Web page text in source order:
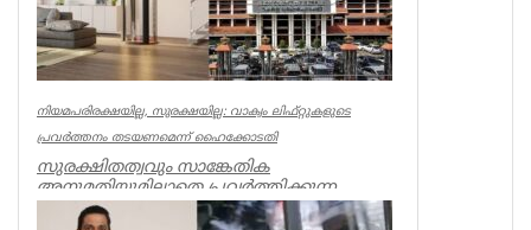
നിയമപരിരക്ഷയില്ല, സുരക്ഷയില്ല: വാക്വം ലിഫ്റ്റുകളുടെ
പ്രവര്‍ത്തനം തടയണമെന്ന് ഹൈക്കോടതി
സുരക്ഷിതത്വവും സാങ്കേതിക
അനുമതിയുമില്ലാതെ പ്രവര്‍ത്തിക്കുന്ന
അനധികൃത വാക്വം ലിഫ്റ്റുകളുടെ പ്രവര്‍ത്...